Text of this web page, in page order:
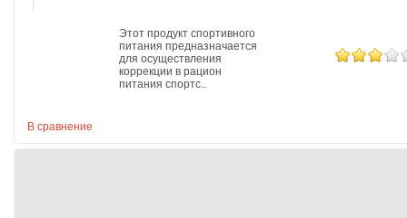
В сравнение
Этот продукт спортивного
питания предназначается
для осуществления
коррекции в рацион
питания спортс..